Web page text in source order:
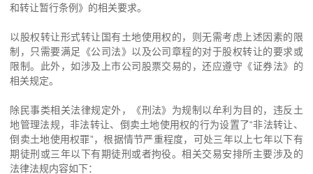
和转让暂行条例》的相关要求。
以股权转让形式转让国有土地使用权的，则无需考虑上述因素的限
制，只需要满足《公司法》以及公司章程的对于股权转让的要求或
限制。此外，如涉及上市公司股票交易的，还应遵守《证券法》的
相关规定。
除民事类相关法律规定外，《刑法》为规制以牟利为目的，违反土
地管理法规，非法转让、倒卖土地使用权的行为设置了“非法转让、
倒卖土地使用权罪”，根据情节严重程度，可处三年以上七年以下有
期徒刑或三年以下有期徒刑或者拘役。相关交易安排所主要涉及的
法律法规内容如下：